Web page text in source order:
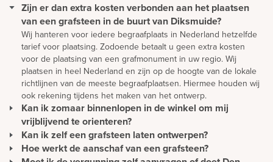
Zijn er dan extra kosten verbonden aan het plaatsen
van een grafsteen in de buurt van Diksmuide?
Wij hanteren voor iedere begraafplaats in Nederland hetzelfde
tarief voor plaatsing. Zodoende betaalt u geen extra kosten
voor de plaatsing van een grafmonument in uw regio. Wij
plaatsen in heel Nederland en zijn op de hoogte van de lokale
richtlijnen van de meeste begraafplaatsen. Hiermee houden wij
ook rekening tijdens het maken van het ontwerp.
Kan ik zomaar binnenlopen in de winkel om mij
vrijblijvend te orienteren?
U kunt gewoon langskomen om rustig ideeën op te doen en te
oriënteren. Wilt u advies? Dan is het verstandig om een afspraak
te maken. Zo hoeft u niet onnodig te wachten en wordt u direct
Kan ik zelf een grafsteen laten ontwerpen?
Een mooie en persoonlijke grafsteen moet natuurlijk eerst
Hoe werkt de aanschaf van een grafsteen?